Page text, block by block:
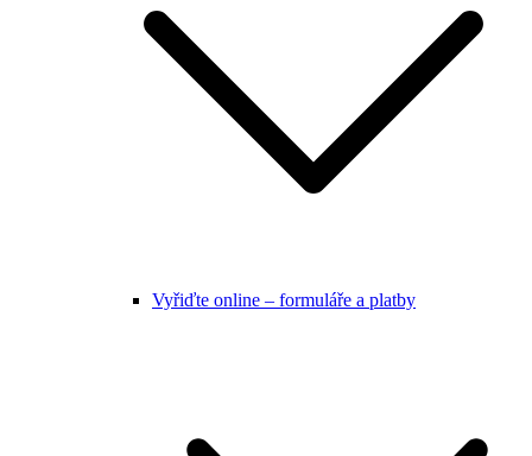
Vyřiďte online – formuláře a platby